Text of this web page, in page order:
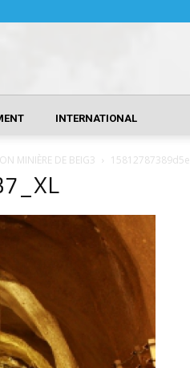
INTERNATIONAL
MINIÈRE DE BEIG3